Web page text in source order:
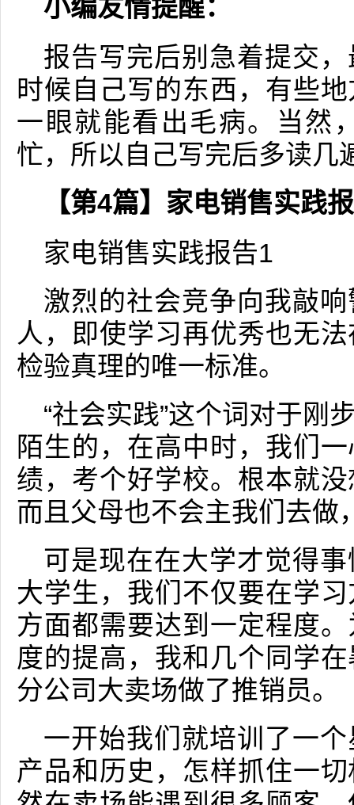
小编友情提醒：
报告写完后别急着提交
时候自己写的东西，有些
一眼就能看出毛病。当然
忙，所以自己写完后多读几
【第4篇】家电销售实践
家电销售实践报告1
激烈的社会竞争向我敲
人，即使学习再优秀也无
检验真理的唯一标准。
“社会实践”这个词对于刚
陌生的，在高中时，我们
绩，考个好学校。根本就
而且父母也不会主我们去做
可是现在在大学才觉得
大学生，我们不仅要在学
方面都需要达到一定程度
度的提高，我和几个同学
分公司大卖场做了推销员。
一开始我们就培训了一
产品和历史，怎样抓住一